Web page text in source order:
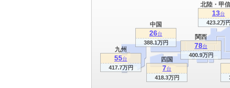
関西
78台
400.9万円
九州
55台
417.7万円
北陸・甲
13台
423.2万円
中国
26台
388.1万円
四国
7台
418.3万円